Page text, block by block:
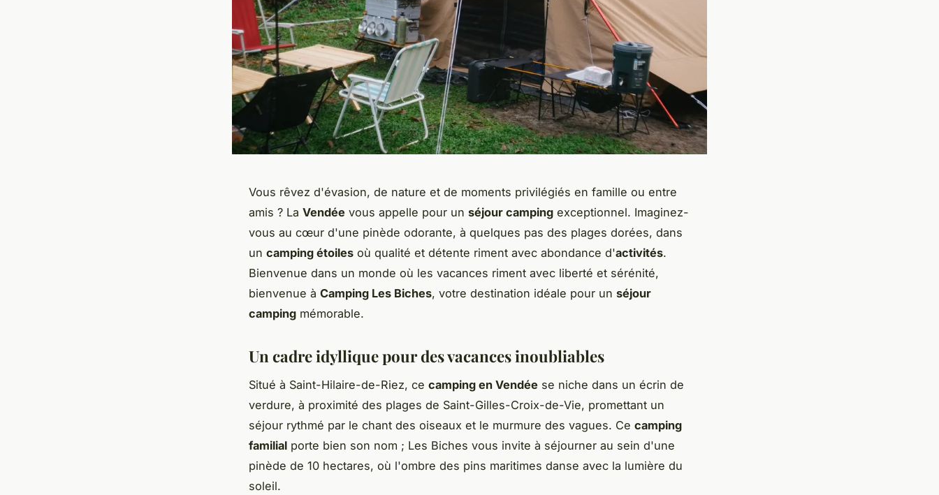
Vous rêvez d'évasion, de nature et de moments privilégiés en famille ou entre
amis ? La Vendée vous appelle pour un séjour camping exceptionnel. Imaginez-
vous au cœur d'une pinède odorante, à quelques pas des plages dorées, dans
un camping étoiles où qualité et détente riment avec abondance d'activités.
Bienvenue dans un monde où les vacances riment avec liberté et sérénité,
bienvenue à Camping Les Biches, votre destination idéale pour un séjour
camping mémorable.
Un cadre idyllique pour des vacances inoubliables
Situé à Saint-Hilaire-de-Riez, ce camping en Vendée se niche dans un écrin de
verdure, à proximité des plages de Saint-Gilles-Croix-de-Vie, promettant un
séjour rythmé par le chant des oiseaux et le murmure des vagues. Ce camping
familial porte bien son nom ; Les Biches vous invite à séjourner au sein d'une
pinède de 10 hectares, où l'ombre des pins maritimes danse avec la lumière du
soleil.